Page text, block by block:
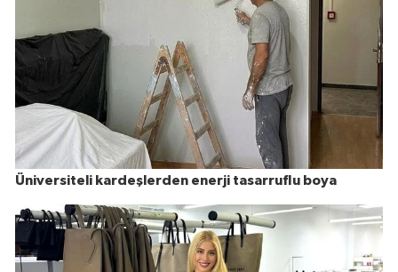
Üniversiteli kardeşlerden enerji tasarruflu boya